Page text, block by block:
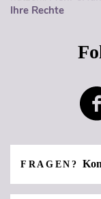
Ihre Rechte
FRAGEN?